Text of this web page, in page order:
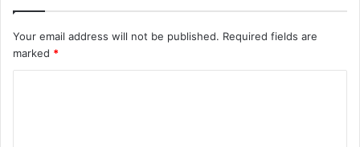
Your email address will not be published. Required fields are
marked *